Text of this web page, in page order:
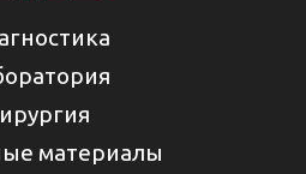
материалы